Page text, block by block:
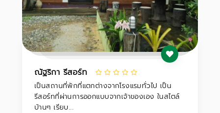
ณัฐริกา รีสอร์ท
เป็นสถานที่พักที่แตกต่างจากโรงแรมทั่วไป เป็น
รีสอร์ทที่ผ่านการออกแบบจากเจ้าของเอง ในสไตล์
บ้านๆ เรียบ...